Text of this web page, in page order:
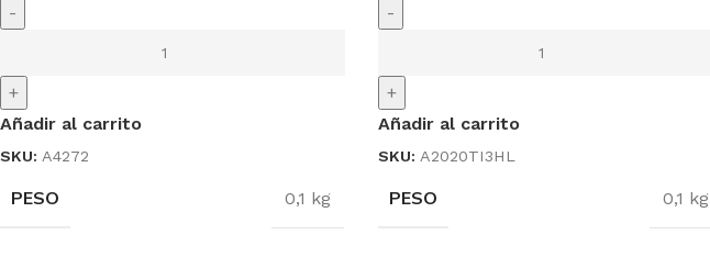
-
+
Añadir al carrito
SKU: A4272
PESO 0,1 kg
-
+
Añadir al carrito
SKU: A2020TI3HL
PESO 0,1 kg